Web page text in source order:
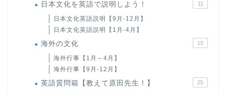
日本文化を英語で説明しよう！ 11
日本文化英語説明【9月-12月】
日本文化英語説明【1月-4月】
海外の文化 10
海外行事【1月～4月】
海外行事【9月-12月】
英語質問箱【教えて原田先生！】 25